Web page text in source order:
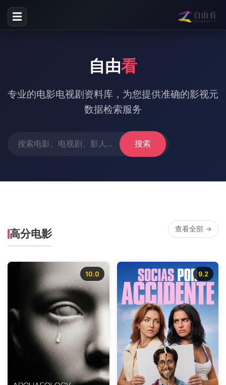
☰
自由看
专业的电影电视剧资料库，为您提供准确的影视元
数据检索服务
搜索
高分电影 查看全部 →
10.0 9.2